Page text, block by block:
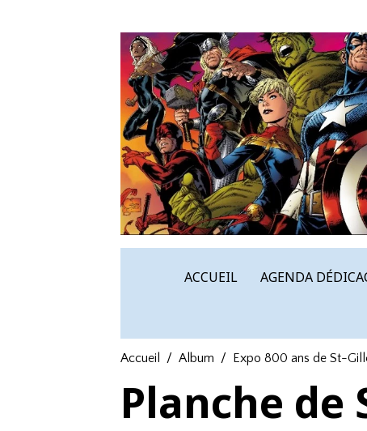
ACCUEIL AGENDA
Accueil Album Expo 800 ans de St-
Planche de